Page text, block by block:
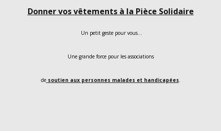
Donner vos vêtements à la Pièce Solidaire
Un petit geste pour vous…
Une grande force pour les associations
desoutien aux personnes malades et handicapées.